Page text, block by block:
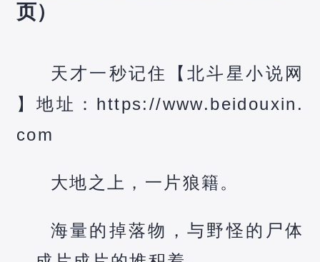
页）
天才一秒记住【北斗星小说网
】地址：https://www.beidouxin.
com
大地之上，一片狼籍。
海量的掉落物，与野怪的尸体